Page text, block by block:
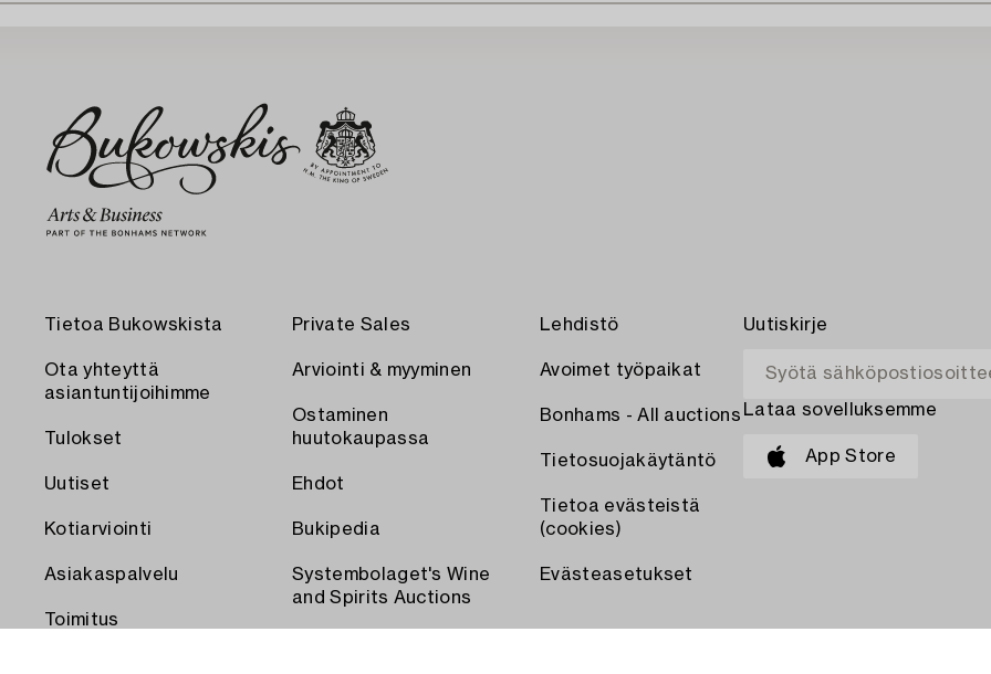
Tietoa Bukowskista
Ota yhteyttä
asiantuntijoihimme
Tulokset
Uutiset
Kotiarviointi
Asiakaspalvelu
Toimitus
Private Sales
Arviointi & myyminen
Ostaminen
huutokaupassa
Ehdot
Bukipedia
Systembolaget's Wine
and Spirits Auctions
Lehdistö
Avoimet työpaikat
Bonhams - All auctions
Tietosuojakäytäntö
Tietoa evästeistä
(cookies)
Evästeasetukset
Uutiskirje
Lataa sovelluksemme
App Store